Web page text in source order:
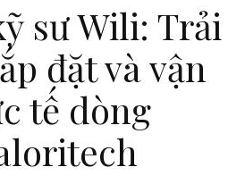
sư Wili: Trải
đặt và vận
tế dòng